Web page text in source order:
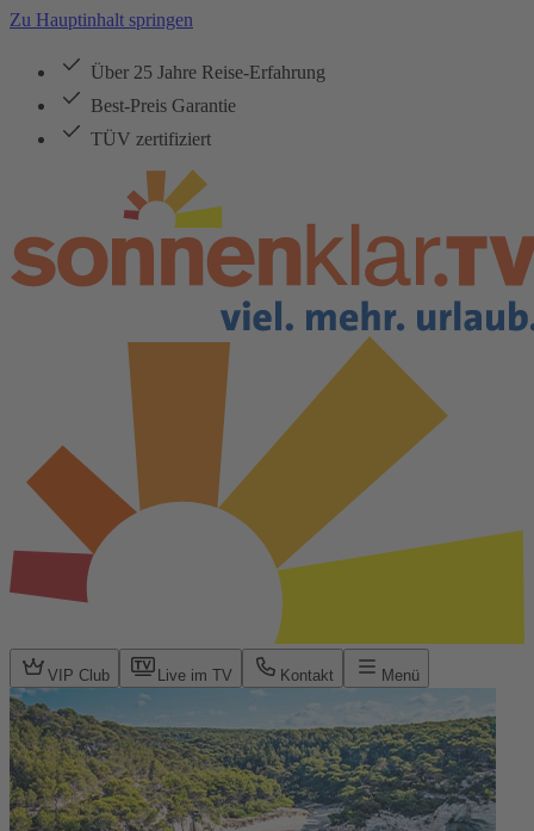
Zu Hauptinhalt springen
Über 25 Jahre Reise-Erfahrung
Best-Preis Garantie
TÜV zertifiziert
VIP Club Live im TV Kontakt Menü